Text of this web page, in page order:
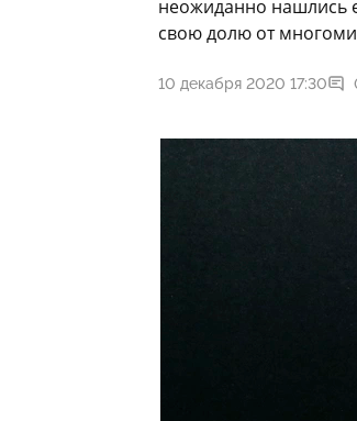
неожиданно нашлись
свою долю от
10 декабря 2020 17:30